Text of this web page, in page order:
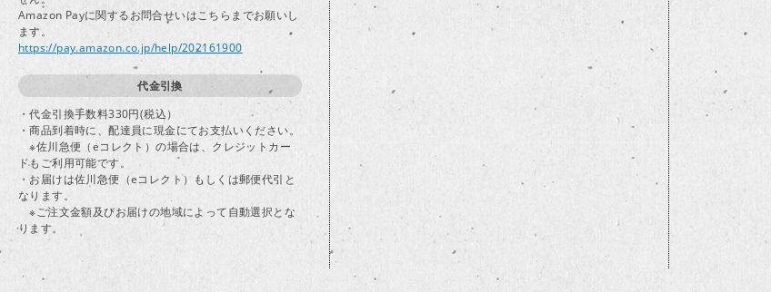
Amazon Payに関するお問合せいはこちらまでお願いし
ます。
https://pay.amazon.co.jp/help/202161900
代金引換
・代金引換手数料330円(税込）
・商品到着時に、配達員に現金にてお支払いください。
※佐川急便（eコレクト）の場合は、クレジットカー
ドもご利用可能です。
・お届けは佐川急便（eコレクト）もしくは郵便代引と
なります。
※ご注文金額及びお届けの地域によって自動選択とな
ります。